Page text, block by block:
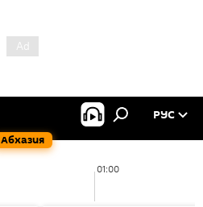
Абхазия
РУС
01:00